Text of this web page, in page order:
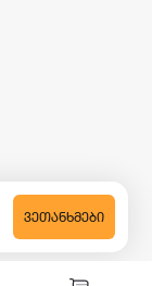
ᲕᲔᲗᲐᲜᲮᲛᲔᲑᲘ